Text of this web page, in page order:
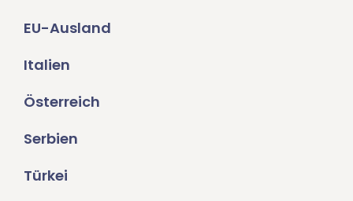
EU-Ausland
Italien
Österreich
Serbien
Türkei